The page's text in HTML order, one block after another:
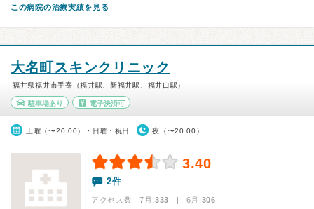
この病院の治療実績を見る
大名町スキンクリニック
福井県福井市手寄（福井駅、新福井駅、福井口駅）
駐車場あり 電子決済可
土曜（〜20:00）・日曜・祝日 夜（〜20:00）
3.40
2件
アクセス数 7月:333 | 6月:306